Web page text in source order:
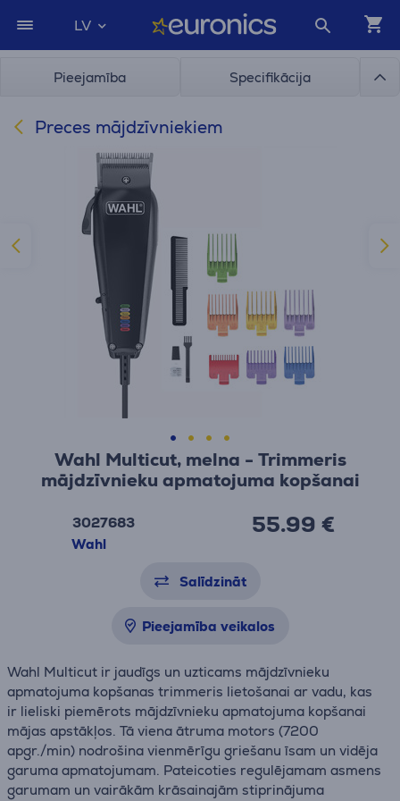
LV
Pieejamība Specifikācija
Preces mājdzīvniekiem
Wahl Multicut, melna - Trimmeris
mājdzīvnieku apmatojuma kopšanai
3027683
Wahl
55.99 €
Salīdzināt
Pieejamība veikalos
Wahl Multicut ir jaudīgs un uzticams mājdzīvnieku
apmatojuma kopšanas trimmeris lietošanai ar vadu, kas
ir lieliski piemērots mājdzīvnieku apmatojuma kopšanai
mājas apstākļos. Tā viena ātruma motors (7200
apgr./min) nodrošina vienmērīgu griešanu īsam un vidēja
garuma apmatojumam. Pateicoties regulējamam asmens
garumam un vairākām krāsainajām stiprinājuma